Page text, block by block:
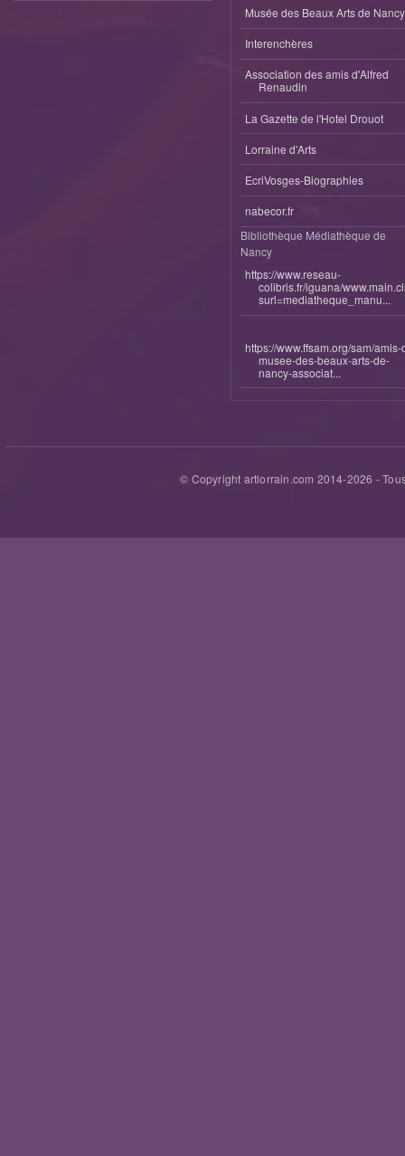
Musée des Beaux Arts de Nancy
Interenchères
Association des amis d'Alfred
Renaudin
La Gazette de l'Hotel Drouot
Lorraine d'Arts
EcriVosges-Biographies
nabecor.fr
Bibliothèque Médiathèque de
Nancy
https://www.reseau-
colibris.fr/iguana/
surl=mediatheque_manu...
https://www.ffsam.org/sam/amis-
musee-des-beaux-arts-de-
nancy-associat...
© Copyright artlorrain.com 2014-2026 -